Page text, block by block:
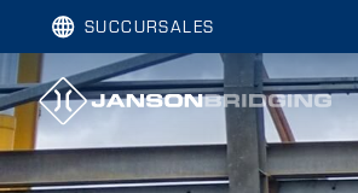
SUCCURSALES